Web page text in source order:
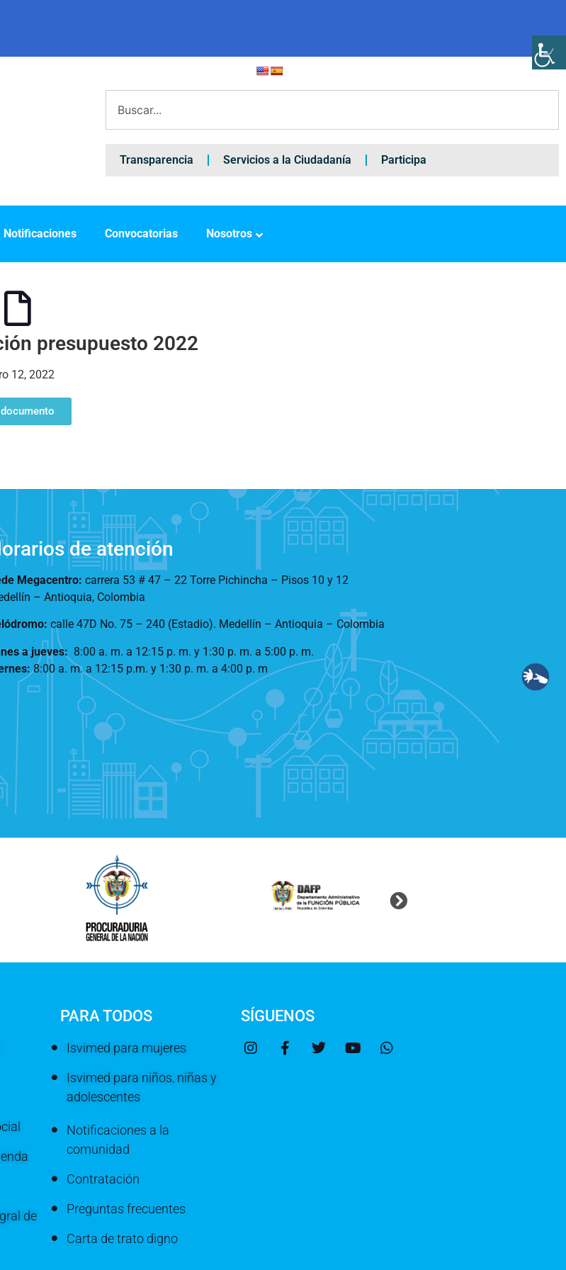
Transparencia Servicios a la Ciudadanía Participa
Notificaciones Convocatorias Nosotros
presupuesto 2022
12, 2022
de atención
Megacentro: carrera 53 # 47 – 22 Torre Pichincha – Pisos 10 y 12
– Antioquia, Colombia
calle 47D No. 75 – 240 (Estadio). Medellín – Antioquia – Colombia
a jueves: 8:00 a. m. a 12:15 p. m. y 1:30 p. m. a 5:00 p. m.
8:00 a. m. a 12:15 p.m. y 1:30 p. m. a 4:00 p. m
de
PARA TODOS
Isvimed para mujeres
Isvimed para niños, niñas y
adolescentes
Notificaciones a la
comunidad
Contratación
Preguntas frecuentes
Carta de trato digno
SÍGUENOS